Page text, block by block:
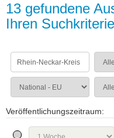
13 gefundene
Ihren
Veröffentlichungszeitraum: